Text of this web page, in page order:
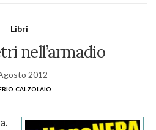
Libri
nell’armadio
2012
calzolaio